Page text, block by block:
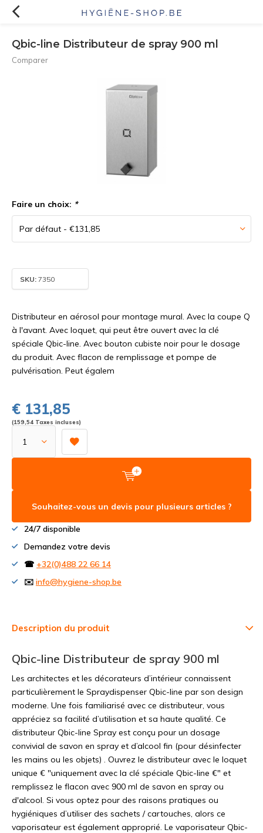
Qbic-line Distributeur de spray 900 ml
Comparer
Faire un choix: *
SKU: 7350
Distributeur en aérosol pour montage mural. Avec la coupe Q
à l'avant. Avec loquet, qui peut être ouvert avec la clé
spéciale Qbic-line. Avec bouton cubiste noir pour le dosage
du produit. Avec flacon de remplissage et pompe de
pulvérisation. Peut égalem
€ 131,85
(159,54 Taxes incluses)
Souhaitez-vous un devis pour plusieurs articles ?
24/7 disponible
Demandez votre devis
☎ +32(0)488 22 66 14
✉️ info@hygiene-shop.be
Description du produit
Qbic-line Distributeur de spray 900 ml
Les architectes et les décorateurs d’intérieur connaissent
particulièrement le Spraydispenser Qbic-line par son design
moderne. Une fois familiarisé avec ce distributeur, vous
appréciez sa facilité d’utilisation et sa haute qualité. Ce
distributeur Qbic-line Spray est conçu pour un dosage
convivial de savon en spray et d’alcool fin (pour désinfecter
les mains ou les objets) . Ouvrez le distributeur avec le loquet
unique € "uniquement avec la clé spéciale Qbic-line €" et
remplissez le flacon avec 900 ml de savon en spray ou
d'alcool. Si vous optez pour des raisons pratiques ou
hygiéniques d’utiliser des sachets / cartouches, alors ce
vaporisateur est également approprié. Le vaporisateur Qbic-